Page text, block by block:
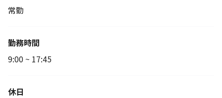
常勤
勤務時間
9:00 ~ 17:45
休日